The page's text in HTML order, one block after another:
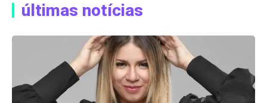
últimas notícias